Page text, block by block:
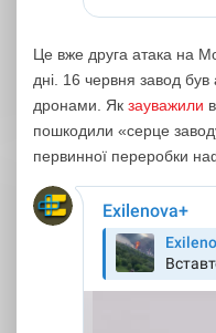
Це вже друга атака на
дні. 16 червня завод був
дронами. Як зауважили
пошкодили «серце
первинної переробки